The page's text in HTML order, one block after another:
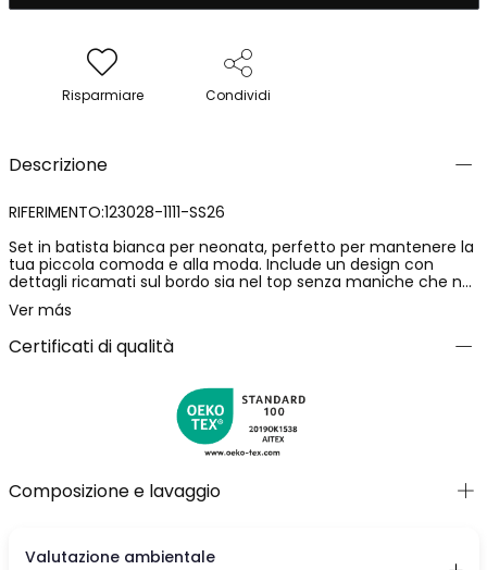
Risparmiare Condividi
Descrizione
RIFERIMENTO:123028-1111-SS26
Set in batista bianca per neonata, perfetto per mantenere la
tua piccola comoda e alla moda. Include un design con
dettagli ricamati sul bordo sia nel top senza maniche che nei
volant delle spalle, offrendo una finitura elegante. Disponibile
in taglie da 1 mese a 24 mesi. Il suo design arioso è ideale per i
mesi più caldi, permettendo libertà di movimento e
freschezza. Una scelta adorabile e pratica per qualsiasi
Ver más
Certificati di qualità
Composizione e lavaggio